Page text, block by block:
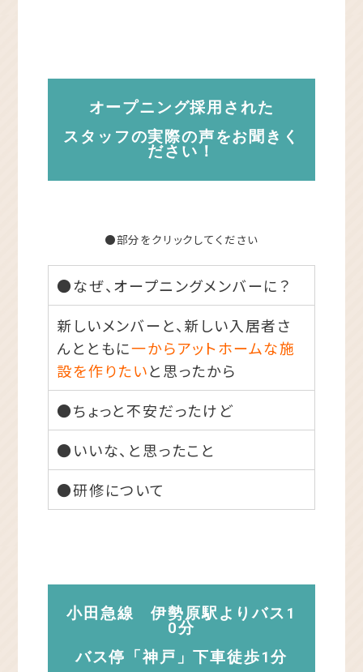
オープニング採用された
スタッフの実際の声をお聞きく
ださい！
●部分をクリックしてください
●なぜ、オープニングメンバーに？
新しいメンバーと、新しい入居者さ
んとともに一からアットホームな施
設を作りたいと思ったから
●ちょっと不安だったけど
●いいな、と思ったこと
●研修について
小田急線 伊勢原駅よりバス1
0分
バス停「神戸」下車徒歩1分